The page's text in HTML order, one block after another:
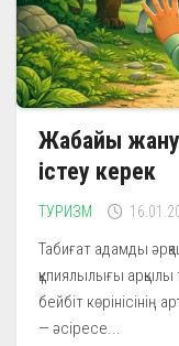
Жабайы
істеу керек
ТУРИЗМ
Табиғат адамды
құпиялылығы
бейбіт көрінісінің
— әсіресе...